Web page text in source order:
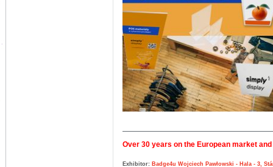
Over 30 years on the European market
Exhibitor: Badge4u Wojciech Pawłowski - Hala - 3,